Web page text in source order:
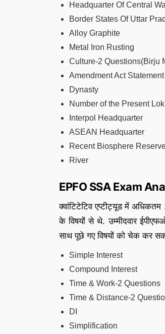
Headquarter Of Central
Border States Of Uttar
Alloy Graphite
Metal Iron Rusting
Culture-2 Questions(Birju
Amendment Act Statement
Dynasty
Number of the Present
Interpol Headquarter
ASEAN Headquarter
Recent Biosphere
River
EPFO SSA Exam
क्वांटिटेटिव एप्टीट्यूड में
के विषयों से थे. उम्मीदवार
साथ पूछे गए विषयों को चेक कर
Simple Interest
Compound Interest
Time & Work-2 Questions
Time & Distance-2
DI
Simplification